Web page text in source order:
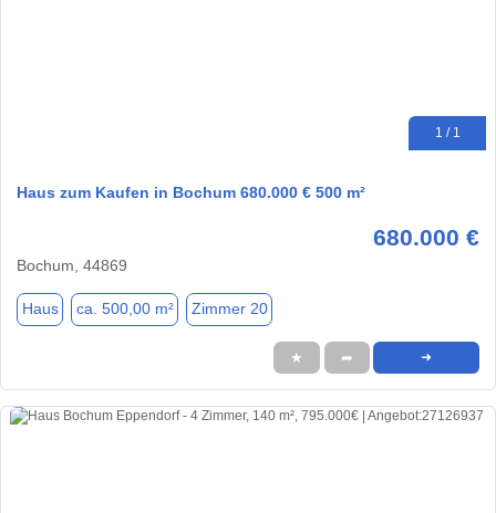
1 / 1
Haus zum Kaufen in Bochum 680.000 € 500 m²
680.000 €
Bochum, 44869
Haus ca. 500,00 m² Zimmer 20
★ ➦ ➜